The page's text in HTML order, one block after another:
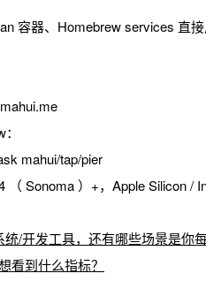
容器、Homebrew services 直
mahui/tap/pier
（ Sonoma ）+，Apple Silicon /
/开发工具，还有哪些场景是你
看到什么指标？